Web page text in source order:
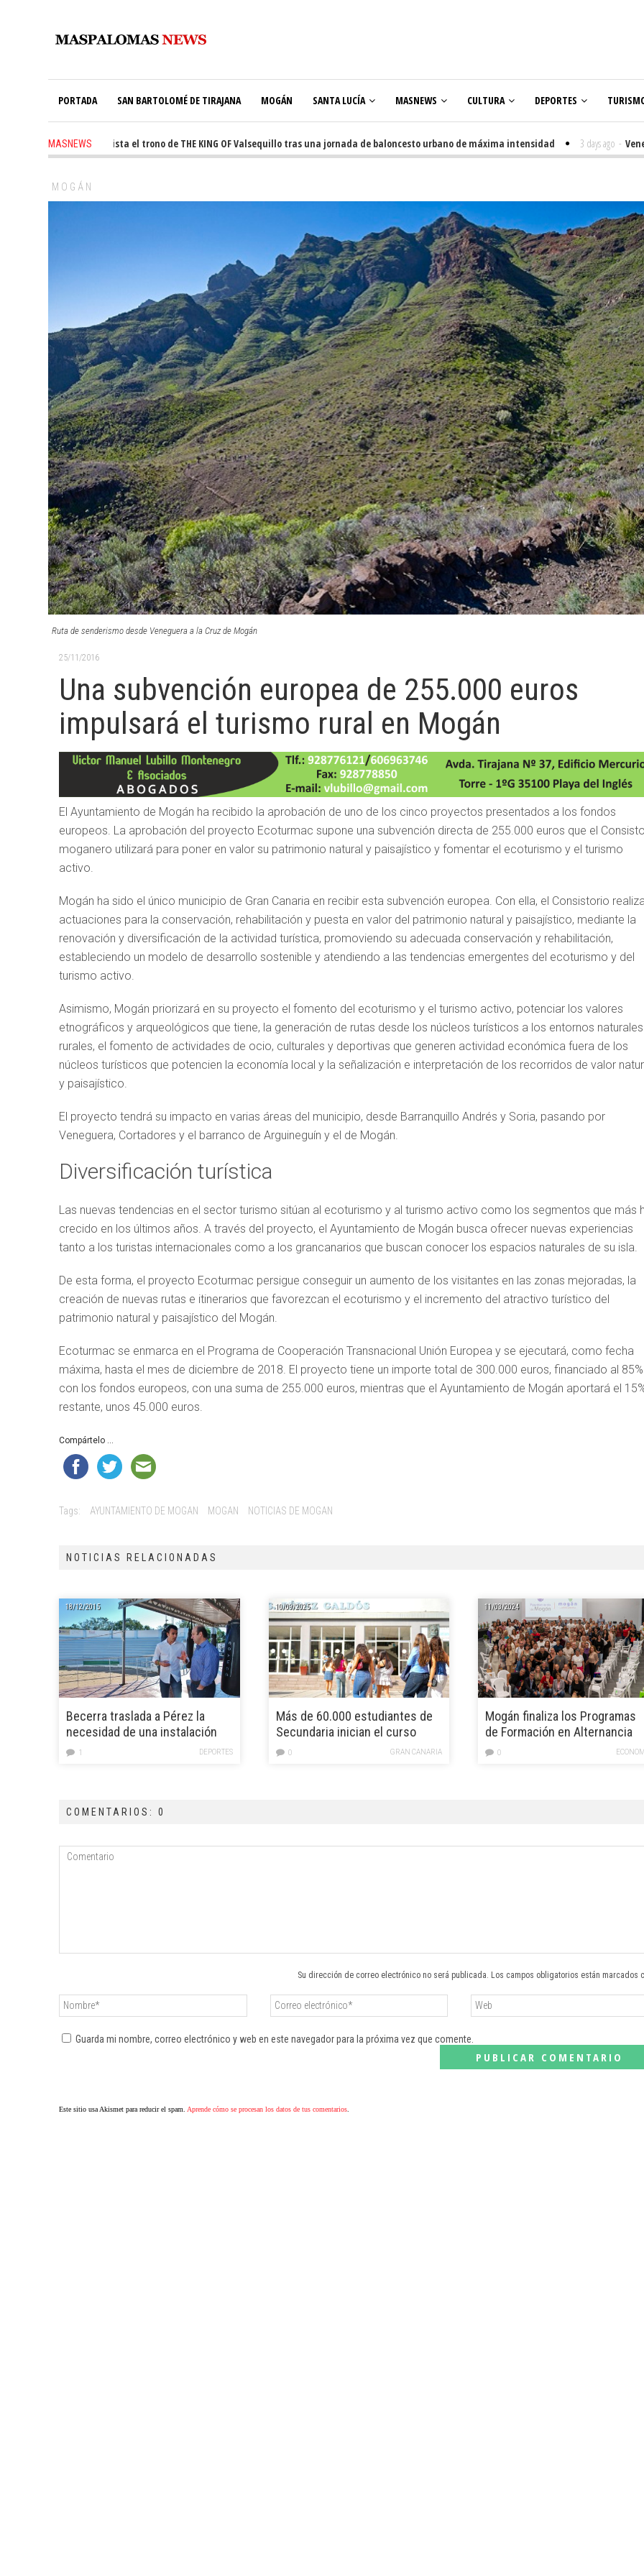
PORTADA SAN BARTOLOMÉ DE TIRAJANA MOGÁN SANTA LUCÍA MASNEWS CULTURA DEPORTES
MASNEWS
Ale Martín conquista el trono de THE KING OF Valsequillo tras una jornada de baloncesto urbano de máxima intensidad 3 days ago -
MOGÁN
Ruta de senderismo desde Veneguera a la Cruz de Mogán
25/11/2016
Una subvención europea de 255.000 euros
impulsará el turismo rural en Mogán
El Ayuntamiento de Mogán ha recibido la aprobación de uno de los cinco proyectos presentados a los fondos
europeos. La aprobación del proyecto Ecoturmac supone una subvención directa de 255.000 euros que el
moganero utilizará para poner en valor su patrimonio natural y paisajístico y fomentar el ecoturismo y el turismo
activo.
Mogán ha sido el único municipio de Gran Canaria en recibir esta subvención europea. Con ella, el Consistorio
actuaciones para la conservación, rehabilitación y puesta en valor del patrimonio natural y paisajístico, mediante la
renovación y diversificación de la actividad turística, promoviendo su adecuada conservación y rehabilitación,
estableciendo un modelo de desarrollo sostenible y atendiendo a las tendencias emergentes del ecoturismo y del
turismo activo.
Asimismo, Mogán priorizará en su proyecto el fomento del ecoturismo y el turismo activo, potenciar los valores
etnográficos y arqueológicos que tiene, la generación de rutas desde los núcleos turísticos a los entornos
rurales, el fomento de actividades de ocio, culturales y deportivas que generen actividad económica fuera de los
núcleos turísticos que potencien la economía local y la señalización e interpretación de los recorridos de valor
y paisajístico.
El proyecto tendrá su impacto en varias áreas del municipio, desde Barranquillo Andrés y Soria, pasando por
Veneguera, Cortadores y el barranco de Arguineguín y el de Mogán.
Diversificación turística
Las nuevas tendencias en el sector turismo sitúan al ecoturismo y al turismo activo como los segmentos que más
crecido en los últimos años. A través del proyecto, el Ayuntamiento de Mogán busca ofrecer nuevas experiencias
tanto a los turistas internacionales como a los grancanarios que buscan conocer los espacios naturales de su isla.
De esta forma, el proyecto Ecoturmac persigue conseguir un aumento de los visitantes en las zonas mejoradas, la
creación de nuevas rutas e itinerarios que favorezcan el ecoturismo y el incremento del atractivo turístico del
patrimonio natural y paisajístico del Mogán.
Ecoturmac se enmarca en el Programa de Cooperación Transnacional Unión Europea y se ejecutará, como fecha
máxima, hasta el mes de diciembre de 2018. El proyecto tiene un importe total de 300.000 euros, financiado al 85%
con los fondos europeos, con una suma de 255.000 euros, mientras que el Ayuntamiento de Mogán aportará el
restante, unos 45.000 euros.
Compártelo ...
Tags: AYUNTAMIENTO DE MOGAN MOGAN NOTICIAS DE MOGAN
NOTICIAS RELACIONADAS
18/12/2015
Becerra traslada a Pérez la
necesidad de una instalación
multifuncional en Mogán
DEPORTES
1
10/09/2025
Más de 60.000 estudiantes de
Secundaria inician el curso
escolar 2025/2026 en Canarias
GRAN CANARIA
0
11/03/2024
Mogán finaliza los Programas
de Formación en Alternancia
con el Empleo
0
COMENTARIOS: 0
Su dirección de correo electrónico no será publicada. Los campos obligatorios están marcados
Guarda mi nombre, correo electrónico y web en este navegador para la próxima vez que comente.
Este sitio usa Akismet para reducir el spam. Aprende cómo se procesan los datos de tus comentarios.